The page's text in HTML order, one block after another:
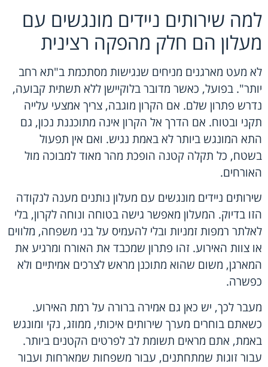
למה שירותים ניידים מונגשים עם
מעלון הם חלק מהפקה רצינית
לא מעט מארגנים מניחים שנגישות מסתכמת ב"תא רחב
יותר". בפועל, כאשר מדובר בלוקיישן ללא תשתית קבועה,
נדרש פתרון שלם. אם הקרון מוגבה, צריך אמצעי עלייה
תקני ובטוח. אם הדרך אל הקרון אינה מתוכננת נכון, גם
התא המונגש ביותר לא באמת נגיש. ואם אין תפעול
בשטח, כל תקלה קטנה הופכת מהר מאוד למבוכה מול
האורחים.
שירותים ניידים מונגשים עם מעלון נותנים מענה לנקודה
הזו בדיוק. המעלון מאפשר גישה בטוחה ונוחה לקרון, בלי
לאלתר רמפות זמניות ובלי להעמיס על בני משפחה, מלווים
או צוות האירוע. זהו פתרון שמכבד את האורח ומרגיע את
המארגן, משום שהוא מתוכנן מראש לצרכים אמיתיים ולא
כפשרה.
מעבר לכך, יש כאן גם אמירה ברורה על רמת האירוע.
כשאתם בוחרים מערך שירותים איכותי, ממוזג, נקי ומונגש
באמת, אתם מראים תשומת לב לפרטים הקטנים ביותר.
עבור זוגות שמתחתנים, עבור משפחות שמארחות ועבור